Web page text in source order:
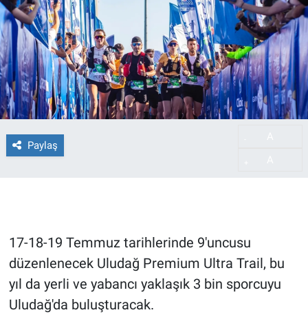
Paylaş
17-18-19 Temmuz tarihlerinde 9'uncusu
düzenlenecek Uludağ Premium Ultra Trail, bu
yıl da yerli ve yabancı yaklaşık 3 bin sporcuyu
Uludağ'da buluşturacak.